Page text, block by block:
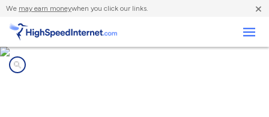
We may earn moneywhen you click our links. ×